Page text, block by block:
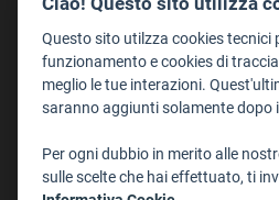
Staff
Format - Centro Audiovisivi
Trentino Film Commission
Dove Siamo
Struttura di riferimento
Questo sito utilzza cookies tecnici
funzionamento e cookies di
meglio le tue interazioni.
saranno aggiunti solamente dopo
Per ogni dubbio in merito alle
sulle scelte che hai effettuato, ti